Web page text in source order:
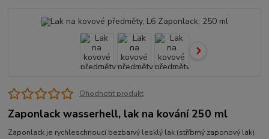
Ohodnotit produkt
Zaponlack wasserhell, lak na kování 250 ml
Zaponlack je rychleschnoucí bezbarvý lesklý lak (stříbrný zaponový lak)